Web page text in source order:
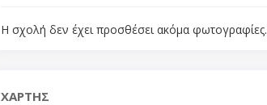
Η σχολή δεν έχει προσθέσει ακόμα φωτογραφίες.
ΧΑΡΤΗΣ